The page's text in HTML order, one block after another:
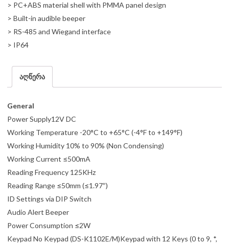
> PC+ABS material shell with PMMA panel design
> Built-in audible beeper
> RS-485 and Wiegand interface
> IP64
აღწერა
General
Power Supply12V DC
Working Temperature -20°C to +65°C (-4°F to +149°F)
Working Humidity 10% to 90% (Non Condensing)
Working Current ≤500mA
Reading Frequency 125KHz
Reading Range ≤50mm (≤1.97″)
ID Settings via DIP Switch
Audio Alert Beeper
Power Consumption ≤2W
Keypad No Keypad (DS-K1102E/M)Keypad with 12 Keys (0 to 9, *,